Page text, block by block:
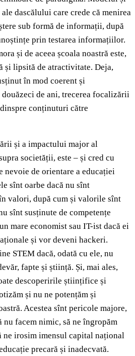
dascălului care crede că menirea
sub formă de informații, după
prin testarea informațiilor.
și de aceea școala noastră este,
și lipsită de atractivitate. Deja,
în mod coerent și
de ani, trecerea focalizării
conținuturi către
și a impactului major al
societății, este – și cred cu
nevoie de orientare a educației
sînt oarbe dacă nu sînt
valori, după cum și valorile sînt
sînt susținute de competențe
mare economist sau IT-ist dacă ei
și vor deveni hackeri.
STEM dacă, odată cu ele, nu
fapte și știință. Și, mai ales,
descoperirile științifice și
și nu ne potențăm și
Acestea sînt pericole majore,
nu facem nimic, să ne îngropăm
irosim imensul capital național
precară și inadecvată.